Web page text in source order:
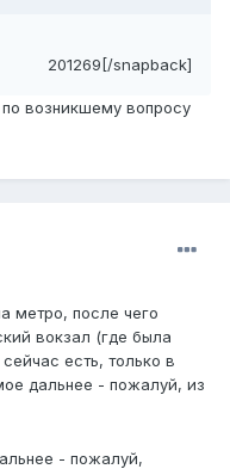
201269[/snapback]
возникшему вопросу
метро, после чего
вокзал (где была
есть, только в
дальнее - пожалуй, из
- пожалуй,